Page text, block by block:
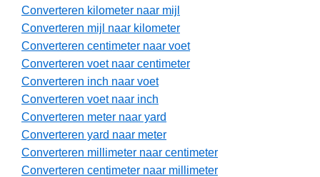
Converteren kilometer naar mijl
Converteren mijl naar kilometer
Converteren centimeter naar voet
Converteren voet naar centimeter
Converteren inch naar voet
Converteren voet naar inch
Converteren meter naar yard
Converteren yard naar meter
Converteren millimeter naar centimeter
Converteren centimeter naar millimeter